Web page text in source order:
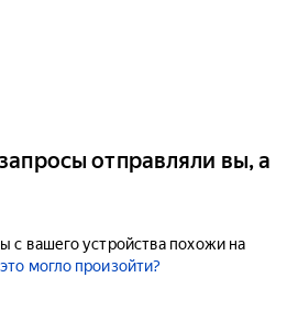
отправляли вы, а
с вашего устройства похожи на
могло произойти?